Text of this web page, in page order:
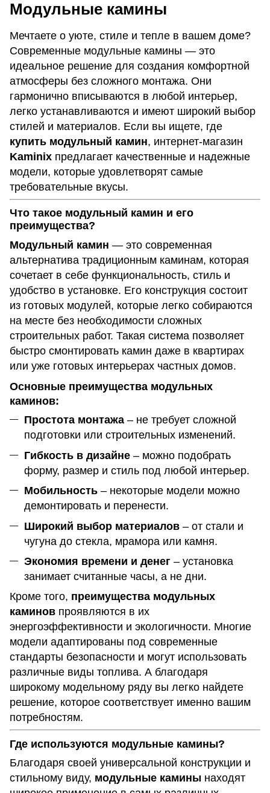
Модульные камины
Мечтаете о уюте, стиле и тепле в вашем доме?
Современные модульные камины — это
идеальное решение для создания комфортной
атмосферы без сложного монтажа. Они
гармонично вписываются в любой интерьер,
легко устанавливаются и имеют широкий выбор
стилей и материалов. Если вы ищете, где
купить модульный камин, интернет-магазин
Kaminix предлагает качественные и надежные
модели, которые удовлетворят самые
требовательные вкусы.
Что такое модульный камин и его
преимущества?
Модульный камин — это современная
альтернатива традиционным каминам, которая
сочетает в себе функциональность, стиль и
удобство в установке. Его конструкция состоит
из готовых модулей, которые легко собираются
на месте без необходимости сложных
строительных работ. Такая система позволяет
быстро смонтировать камин даже в квартирах
или уже готовых интерьерах частных домов.
Основные преимущества модульных
каминов:
Простота монтажа – не требует сложной
подготовки или строительных изменений.
Гибкость в дизайне – можно подобрать
форму, размер и стиль под любой интерьер.
Мобильность – некоторые модели можно
демонтировать и перенести.
Широкий выбор материалов – от стали и
чугуна до стекла, мрамора или камня.
Экономия времени и денег – установка
занимает считанные часы, а не дни.
Кроме того, преимущества модульных
каминов проявляются в их
энергоэффективности и экологичности. Многие
модели адаптированы под современные
стандарты безопасности и могут использовать
различные виды топлива. А благодаря
широкому модельному ряду вы легко найдете
решение, которое соответствует именно вашим
потребностям.
Где используются модульные камины?
Благодаря своей универсальной конструкции и
стильному виду, модульные камины находят